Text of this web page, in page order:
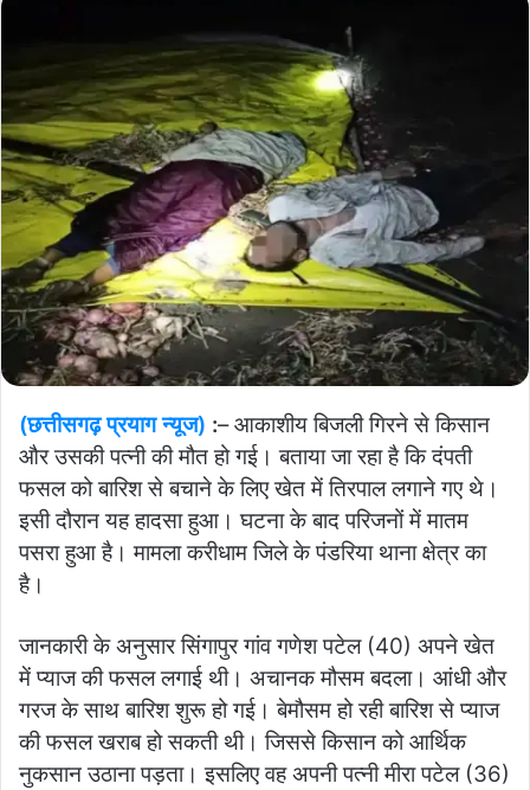
(छत्तीसगढ़ प्रयाग न्यूज) :– आकाशीय बिजली गिरने से किसान
और उसकी पत्नी की मौत हो गई। बताया जा रहा है कि दंपती
फसल को बारिश से बचाने के लिए खेत में तिरपाल लगाने गए थे।
इसी दौरान यह हादसा हुआ। घटना के बाद परिजनों में मातम
पसरा हुआ है। मामला ​​​​​​​करीधाम जिले के पंडरिया थाना क्षेत्र का
है।
जानकारी के अनुसार सिंगापुर गांव गणेश पटेल (40) अपने खेत
में प्याज की फसल लगाई थी। अचानक मौसम बदला। आंधी और
गरज के साथ बारिश शुरू हो गई। बेमौसम हो रही बारिश से प्याज
की फसल खराब हो सकती थी। जिससे किसान को आर्थिक
नुकसान उठाना पड़ता। इसलिए वह अपनी पत्नी मीरा पटेल (36)